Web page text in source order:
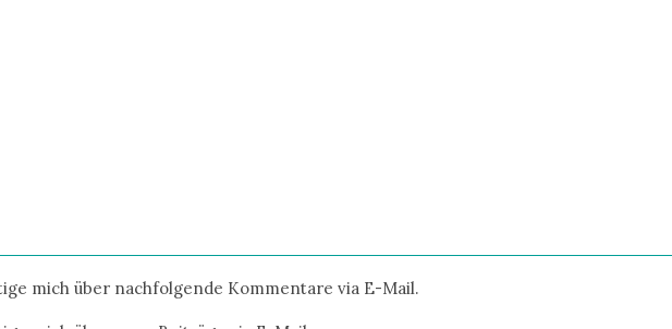
mich über nachfolgende Kommentare via E-Mail.